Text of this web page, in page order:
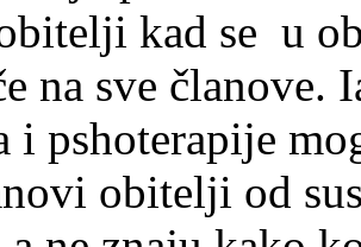
kad se u
na sve članove.
i pshoterapije
obitelji od